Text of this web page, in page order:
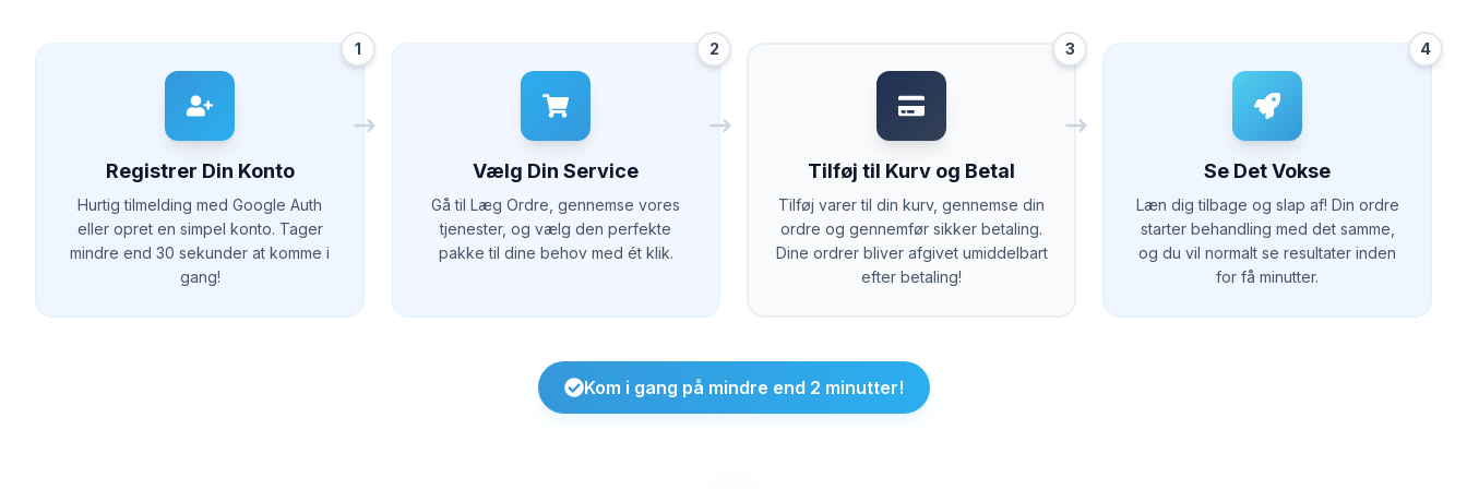
1
Registrer Din Konto
Hurtig tilmelding med Google Auth
eller opret en simpel konto. Tager
mindre end 30 sekunder at komme i
gang!
2
Vælg Din Service
Gå til Læg Ordre, gennemse vores
tjenester, og vælg den perfekte
pakke til dine behov med ét klik.
3
Tilføj til Kurv og Betal
Tilføj varer til din kurv, gennemse din
ordre og gennemfør sikker betaling.
Dine ordrer bliver afgivet umiddelbart
efter betaling!
4
Se Det Vokse
Læn dig tilbage og slap af! Din ordre
starter behandling med det samme,
og du vil normalt se resultater inden
for få minutter.
Kom i gang på mindre end 2 minutter!